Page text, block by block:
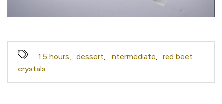
1.5 hours, dessert, intermediate, red beet
crystals